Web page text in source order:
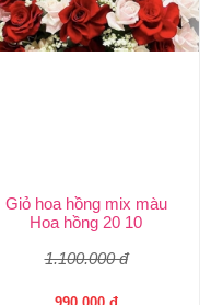
Giỏ hoa hồng mix màu
Hoa hồng 20 10
1.100.000 đ